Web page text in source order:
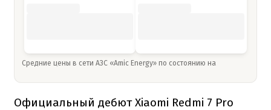
Средние цены в сети АЗС «Amic Energy» по состоянию на
Официальный дебют Xiaomi Redmi 7 Pro